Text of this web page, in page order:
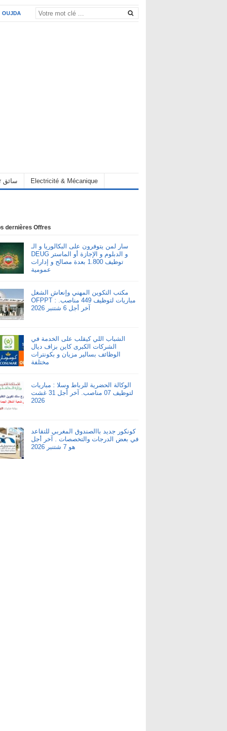
OUJDA
Chauffeur سائق Electricité & Mécanique
dernières Offres
سار لمن يتوفرون على البكالوريا و الـ
DEUG و الدبلوم و الإجازة أو الماستر
توظيف 1.800 بعدة مصالح و إدارات
عمومية
مكتب التكوين المهني وإنعاش الشغل
OFPPT : مباريات لتوظيف 449 مناصب.
آخر أجل 6 شتنبر 2026
الشباب اللي كيقلب على الخدمة في
الشركات الكبرى كاين بزاف ديال
الوظائف بسالير مزيان و بكونترات
مختلفة
الوكالة الحضرية للرباط وسلا : مباريات
لتوظيف 07 مناصب. آخر أجل 31 غشت
2026
كونكور جديد باالصندوق المغربي للتقاعد
في بعض الدرجات والتخصصات . آخر أجل
هو 7 شتنبر 2026